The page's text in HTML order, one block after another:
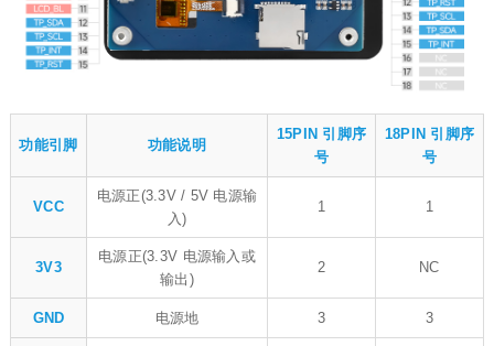
功能引脚 功能说明
15PIN 引脚序
号
18PIN 引脚序
号
VCC
电源正(3.3V / 5V 电源输
入)
1 1
3V3
电源正(3.3V 电源输入或
输出)
2 NC
GND 电源地 3 3